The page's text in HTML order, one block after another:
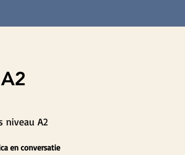
A2
niveau A2
en conversatie